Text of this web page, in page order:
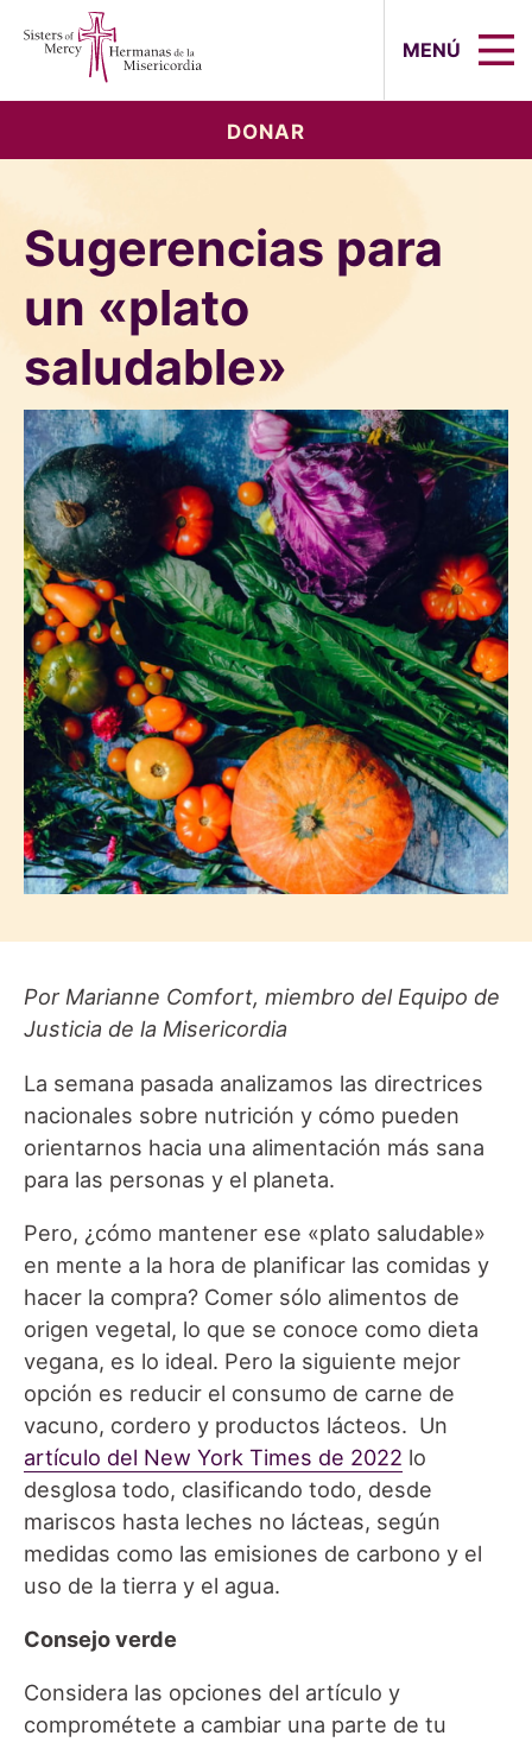
MENÚ
DONAR
Sugerencias para
un «plato
saludable»
Por Marianne Comfort, miembro del Equipo de
Justicia de la Misericordia
La semana pasada analizamos las directrices
nacionales sobre nutrición y cómo pueden
orientarnos hacia una alimentación más sana
para las personas y el planeta.
Pero, ¿cómo mantener ese «plato saludable»
en mente a la hora de planificar las comidas y
hacer la compra? Comer sólo alimentos de
origen vegetal, lo que se conoce como dieta
vegana, es lo ideal. Pero la siguiente mejor
opción es reducir el consumo de carne de
vacuno, cordero y productos lácteos. Un
artículo del New York Times de 2022 lo
desglosa todo, clasificando todo, desde
mariscos hasta leches no lácteas, según
medidas como las emisiones de carbono y el
uso de la tierra y el agua.
Consejo verde
Considera las opciones del artículo y
comprométete a cambiar una parte de tu